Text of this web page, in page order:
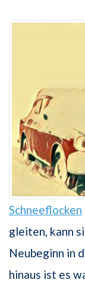
Schneeflocken
gleiten, kann
Neubeginn in
hinaus ist es